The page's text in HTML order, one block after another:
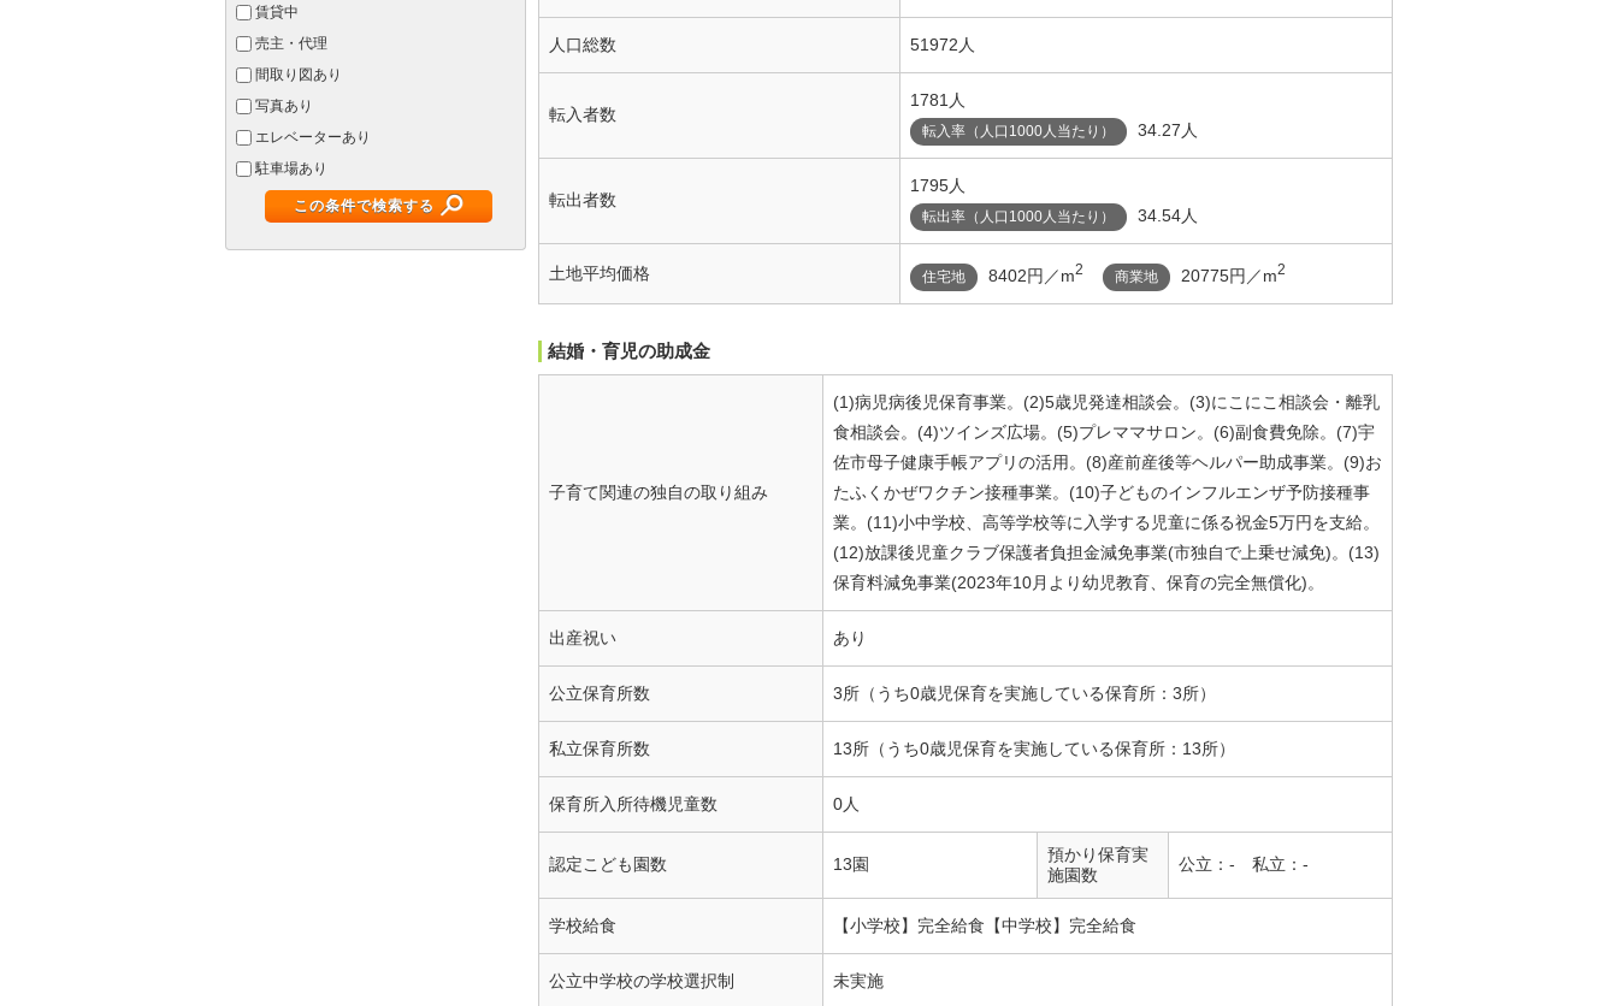
人口総数 51972人
転入者数
1781人
転入率（人口1000人当たり） 34.27人
転出者数
1795人
転出率（人口1000人当たり） 34.54人
土地平均価格 住宅地 8402円／m2 商業地 20775円／m2
結婚・育児の助成金
子育て関連の独自の取り組み
(1)病児病後児保育事業。(2)5歳児発達相談会。(3)にこにこ相談会・離乳
食相談会。(4)ツインズ広場。(5)プレママサロン。(6)副食費免除。(7)宇
佐市母子健康手帳アプリの活用。(8)産前産後等ヘルパー助成事業。(9)お
たふくかぜワクチン接種事業。(10)子どものインフルエンザ予防接種事
業。(11)小中学校、高等学校等に入学する児童に係る祝金5万円を支給。
(12)放課後児童クラブ保護者負担金減免事業(市独自で上乗せ減免)。(13)
保育料減免事業(2023年10月より幼児教育、保育の完全無償化)。
出産祝い あり
公立保育所数 3所（うち0歳児保育を実施している保育所：3所）
私立保育所数 13所（うち0歳児保育を実施している保育所：13所）
保育所入所待機児童数 0人
認定こども園数 13園
預かり保育実
施園数
公立：- 私立：-
学校給食 【小学校】完全給食【中学校】完全給食
公立中学校の学校選択制 未実施
賃貸中
売主・代理
間取り図あり
写真あり
エレベーターあり
駐車場あり
この条件で検索する